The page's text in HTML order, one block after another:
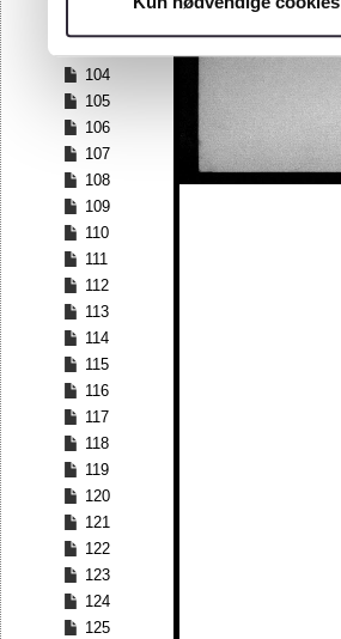
104
105
106
107
108
109
110
111
112
113
114
115
116
117
118
119
120
121
122
123
124
125